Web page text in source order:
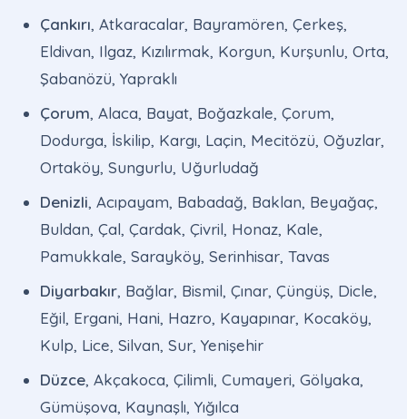
Çankırı, Atkaracalar, Bayramören, Çerkeş,
Eldivan, Ilgaz, Kızılırmak, Korgun, Kurşunlu, Orta,
Şabanözü, Yapraklı
Çorum, Alaca, Bayat, Boğazkale, Çorum,
Dodurga, İskilip, Kargı, Laçin, Mecitözü, Oğuzlar,
Ortaköy, Sungurlu, Uğurludağ
Denizli, Acıpayam, Babadağ, Baklan, Beyağaç,
Buldan, Çal, Çardak, Çivril, Honaz, Kale,
Pamukkale, Sarayköy, Serinhisar, Tavas
Diyarbakır, Bağlar, Bismil, Çınar, Çüngüş, Dicle,
Eğil, Ergani, Hani, Hazro, Kayapınar, Kocaköy,
Kulp, Lice, Silvan, Sur, Yenişehir
Düzce, Akçakoca, Çilimli, Cumayeri, Gölyaka,
Gümüşova, Kaynaşlı, Yığılca